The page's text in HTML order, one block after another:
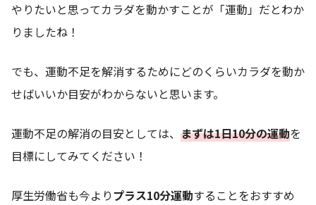
やりたいと思ってカラダを動かすことが「運動」だとわか
りましたね！
でも、運動不足を解消するためにどのくらいカラダを動か
せばいいか目安がわからないと思います。
運動不足の解消の目安としては、 まずは1日10分の運動を
目標にしてみてください！
厚生労働省も今よりプラス10分運動することをおすすめ